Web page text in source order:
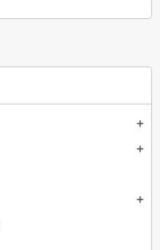
add
add
add